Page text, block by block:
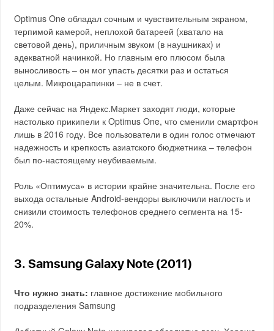
Optimus One обладал сочным и чувствительным экраном,
терпимой камерой, неплохой батареей (хватало на
световой день), приличным звуком (в наушниках) и
адекватной начинкой. Но главным его плюсом была
выносливость – он мог упасть десятки раз и остаться
целым. Микроцарапинки – не в счет.
Даже сейчас на Яндекс.Маркет заходят люди, которые
настолько прикипели к Optimus One, что сменили смартфон
лишь в 2016 году. Все пользователи в один голос отмечают
надежность и крепкость азиатского бюджетника – телефон
был по-настоящему неубиваемым.
Роль «Оптимуса» в истории крайне значительна. После его
выхода остальные Android-вендоры выключили наглость и
снизили стоимость телефонов среднего сегмента на 15-
20%.
3. Samsung Galaxy Note (2011)
Что нужно знать: главное достижение мобильного
подразделения Samsung